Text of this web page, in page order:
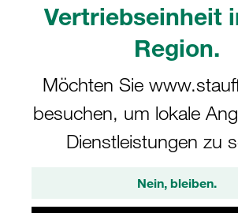
Vertriebseinheit
Region.
Möchten Sie
besuchen, um lokale
Dienstleistungen zu
Nein, bleiben.
tatsächlichen Produkt abweichen.
Komplettschelle Standard-
6 Ø44,5mm Polypropylen
mit Vorspannung
IS-Schraube
SP-644.5-PP-IS-M-W10